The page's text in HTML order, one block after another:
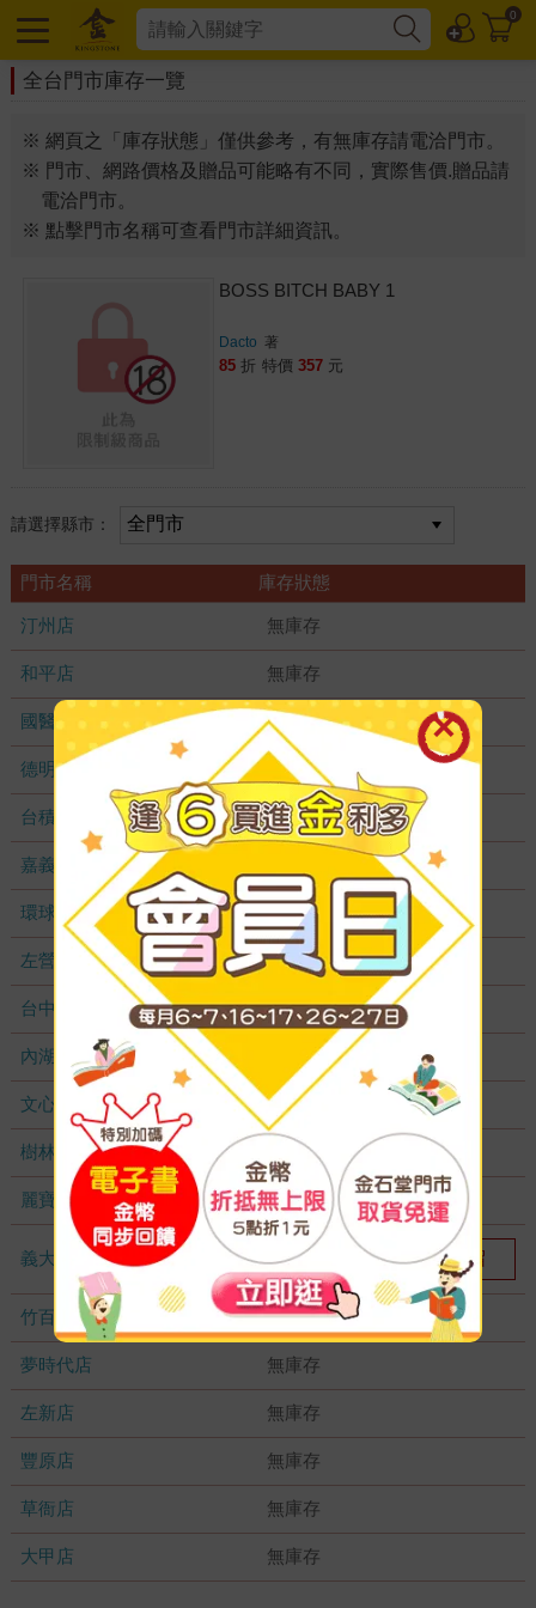
0
全台門市庫存一覽
※ 網頁之「庫存狀態」僅供參考，有無庫存請電洽門市。
※ 門市、網路價格及贈品可能略有不同，實際售價.贈品請
電洽門市。
※ 點擊門市名稱可查看門市詳細資訊。
BOSS BITCH BABY 1
Dacto 著
85 折 特價 357 元
請選擇縣市：
門市名稱 庫存狀態
汀州店 無庫存
和平店 無庫存
國醫加盟店 無庫存
德明加盟店 無庫存
台積店 無庫存
嘉義耐斯店
環球店 無庫存
左營店 無庫存
台中秀泰店 無庫存
內湖大潤發 無庫存
文心店 無庫存
樹林店 無庫存
麗寶店 無庫存
義大店 1 我要預留
竹百店 無庫存
夢時代店 無庫存
左新店 無庫存
豐原店 無庫存
草衙店 無庫存
大甲店 無庫存